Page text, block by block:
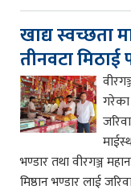
खाद्य स्वच्छता
तीनवटा
भण्डार तथा वीरगञ्ज
मिष्ठान भण्डार लाई